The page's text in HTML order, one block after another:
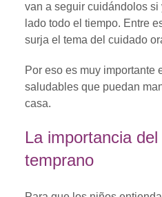
van a seguir cuidándolos si
lado todo el tiempo. Entre
surja el tema del cuidado
Por eso es muy importante
saludables que puedan
casa.
La importancia
temprano